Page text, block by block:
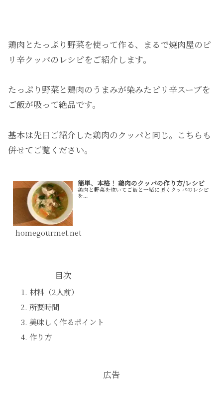
鶏肉とたっぷり野菜を使って作る、まるで焼肉屋のピ
リ辛クッパのレシピをご紹介します。
たっぷり野菜と鶏肉のうまみが染みたピリ辛スープを
ご飯が吸って絶品です。
基本は先日ご紹介した鶏肉のクッパと同じ。こちらも
併せてご覧ください。
簡単、本格！ 鶏肉のクッパの作り方/レシピ
鶏肉と野菜を炊いてご飯と一緒に頂くクッパのレシピ
を...
homegourmet.net
目次
材料（2人前）
所要時間
美味しく作るポイント
作り方
広告